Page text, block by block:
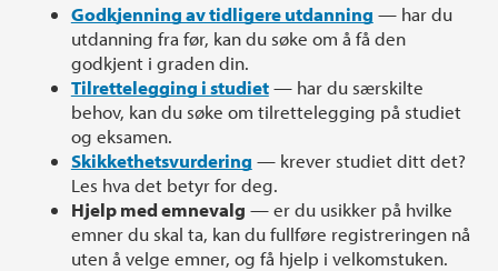
Godkjenning av tidligere utdanning — har du
utdanning fra før, kan du søke om å få den
godkjent i graden din.
Tilrettelegging i studiet— har du særskilte
behov, kan du søke om tilrettelegging på studiet
og eksamen.
Skikkethetsvurdering — krever studiet ditt det?
Les hva det betyr for deg.
Hjelp med emnevalg — er du usikker på hvilke
emner du skal ta, kan du fullføre registreringen nå
uten å velge emner, og få hjelp i velkomstuken.